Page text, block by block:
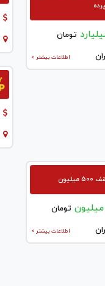
تومان
اطلاعات بیشتر >
تومان
اطلاعات بیشتر >